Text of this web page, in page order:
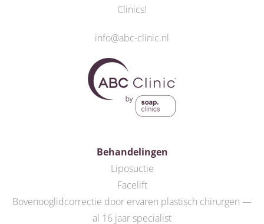
Clinics!
info@abc-clinic.nl
Behandelingen
Liposuctie
Facelift
Bovenooglidcorrectie door ervaren plastisch chirurgen —
al 16 jaar specialist